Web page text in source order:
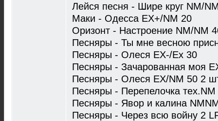
Лейся песня - Шире круг NM/
Маки - Одесса EX+/NM 20
Оризонт - Настроение NM/NM
Песняры - Ты мне весною
Песняры - Олеся EX-/Ex 30
Песняры - Зачарованная моя
Песняры - Олеся EX/NM 50 2
Песняры - Перепелочка тех.NM
Песняры - Явор и калина
Песняры - Через всю войну 2